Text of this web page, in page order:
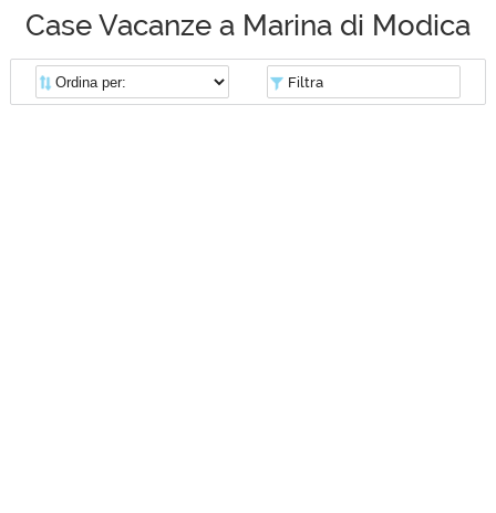
Case Vacanze a Marina di Modica
Filtra